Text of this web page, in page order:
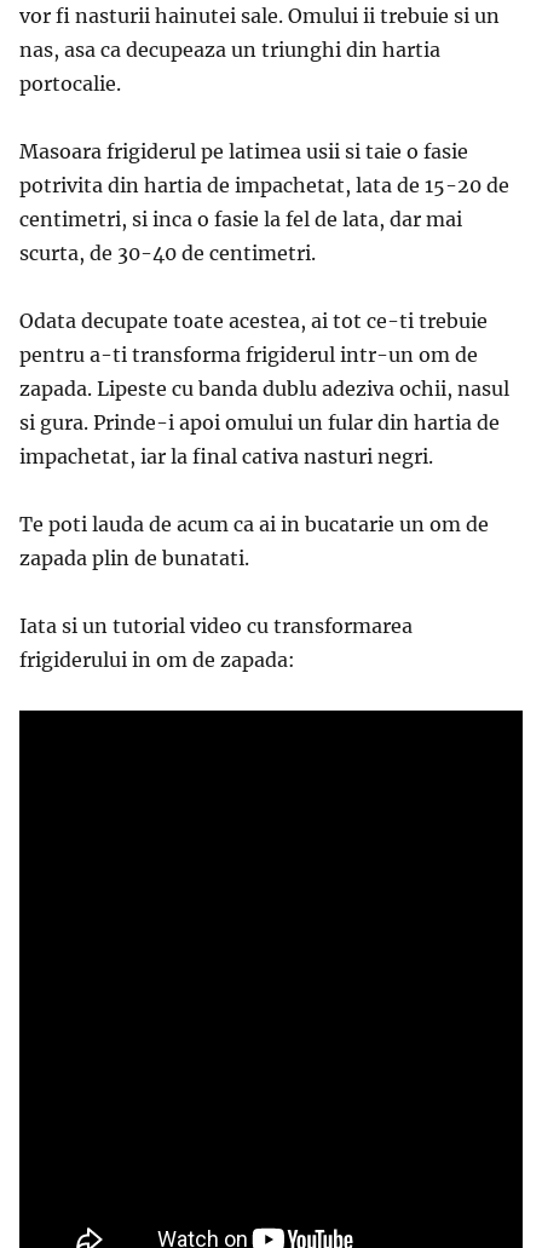
vor fi nasturii hainutei sale. Omului ii trebuie si un
nas, asa ca decupeaza un triunghi din hartia
portocalie.
Masoara frigiderul pe latimea usii si taie o fasie
potrivita din hartia de impachetat, lata de 15-20 de
centimetri, si inca o fasie la fel de lata, dar mai
scurta, de 30-40 de centimetri.
Odata decupate toate acestea, ai tot ce-ti trebuie
pentru a-ti transforma frigiderul intr-un om de
zapada. Lipeste cu banda dublu adeziva ochii, nasul
si gura. Prinde-i apoi omului un fular din hartia de
impachetat, iar la final cativa nasturi negri.
Te poti lauda de acum ca ai in bucatarie un om de
zapada plin de bunatati.
Iata si un tutorial video cu transformarea
frigiderului in om de zapada: